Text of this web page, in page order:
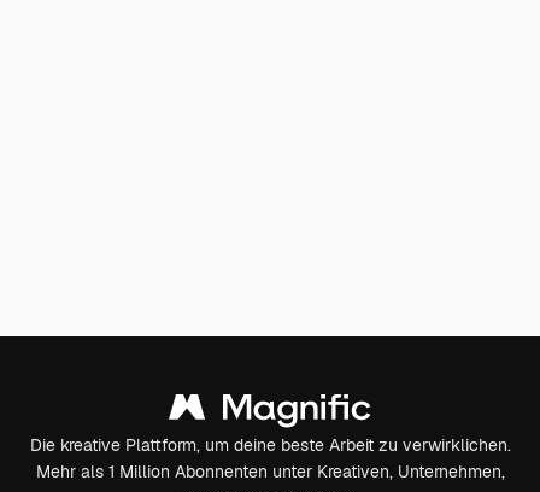
Die kreative Plattform, um deine beste Arbeit zu verwirklichen.
Mehr als 1 Million Abonnenten unter Kreativen, Unternehmen,